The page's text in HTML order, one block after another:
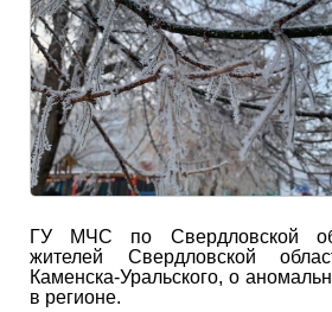
ГУ МЧС по Свердловской
жителей Свердловской
Каменска-Уральского, о
в регионе.